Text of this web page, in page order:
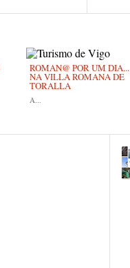
ROMAN@ POR UM DIA...
NA VILLA ROMANA DE
TORALLA
A...